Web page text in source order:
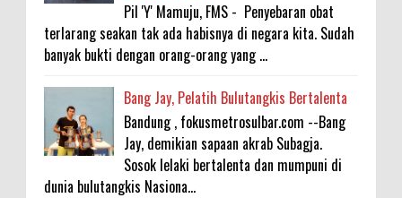
Pil 'Y' Mamuju, FMS - Penyebaran obat
terlarang seakan tak ada habisnya di negara kita. Sudah
banyak bukti dengan orang-orang yang ...
Bang Jay, Pelatih Bulutangkis Bertalenta
Bandung , fokusmetrosulbar.com --Bang
Jay, demikian sapaan akrab Subagja.
Sosok lelaki bertalenta dan mumpuni di
dunia bulutangkis Nasiona...